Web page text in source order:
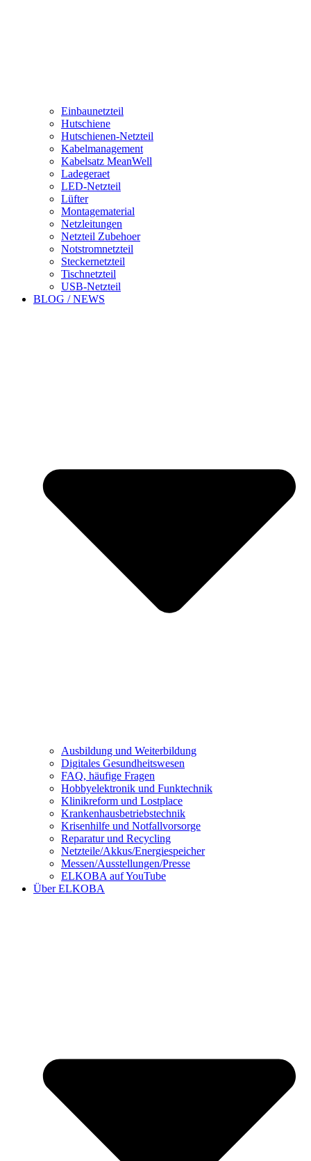
Einbaunetzteil
Hutschiene
Hutschienen-Netzteil
Kabelmanagement
Kabelsatz MeanWell
Ladegeraet
LED-Netzteil
Lüfter
Montagematerial
Netzleitungen
Netzteil Zubehoer
Notstromnetzteil
Steckernetzteil
Tischnetzteil
USB-Netzteil
BLOG / NEWS
Ausbildung und Weiterbildung
Digitales Gesundheitswesen
FAQ, häufige Fragen
Hobbyelektronik und Funktechnik
Klinikreform und Lostplace
Krankenhausbetriebstechnik
Krisenhilfe und Notfallvorsorge
Reparatur und Recycling
Netzteile/Akkus/Energiespeicher
Messen/Ausstellungen/Presse
ELKOBA auf YouTube
Über ELKOBA